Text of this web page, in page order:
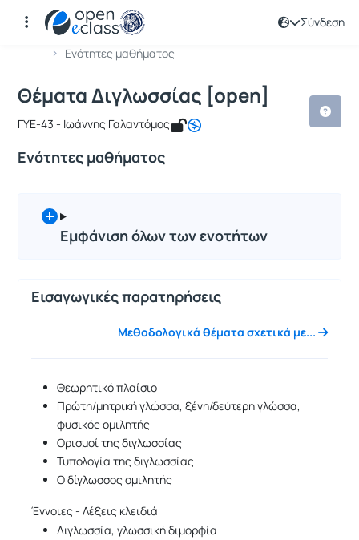
Σύνδεση
Αρχική Σελίδα
Ενότητες μαθήματος
Μάθημα : Θέματα Διγλωσσίας [open]
Κωδικός : TMS144
Θέματα Διγλωσσίας [open]
ΓΥΕ-43 - Ιωάννης Γαλαντόμος
Ενότητες μαθήματος
Εμφάνιση όλων των ενοτήτων
Εισαγωγικές παρατηρήσεις
Μεθοδολογικά θέματα σχετικά με...
Θεωρητικό πλαίσιο
Πρώτη/μητρική γλώσσα, ξένη/δεύτερη γλώσσα,
φυσικός ομιλητής
Ορισμοί της διγλωσσίας
Τυπολογία της διγλωσσίας
Ο δίγλωσσος ομιλητής
Έννοιες - Λέξεις κλειδιά
Διγλωσσία, γλωσσική διμορφία